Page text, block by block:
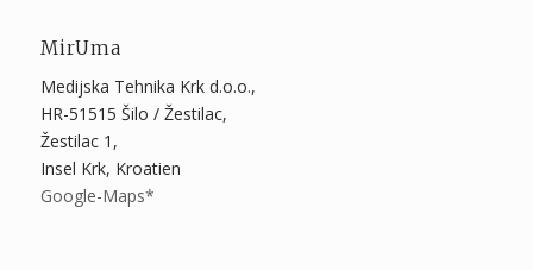
MirUma
Medijska Tehnika Krk d.o.o.,
HR-51515 Šilo / Žestilac,
Žestilac 1,
Insel Krk, Kroatien
Google-Maps*